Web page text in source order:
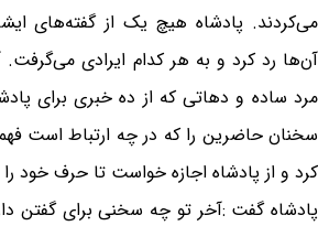
می‌کردند. پادشاه هیچ یک از گفته‌های
آن‌ها رد کرد و به هر کدام ایرادی
مرد ساده و دهاتی که از ده خبری برای
سخنان حاضرین را که در چه ارتباط است
کرد و از پادشاه اجازه خواست تا حرف خود را
پادشاه گفت :آخر تو چه سخنی برای گفتن